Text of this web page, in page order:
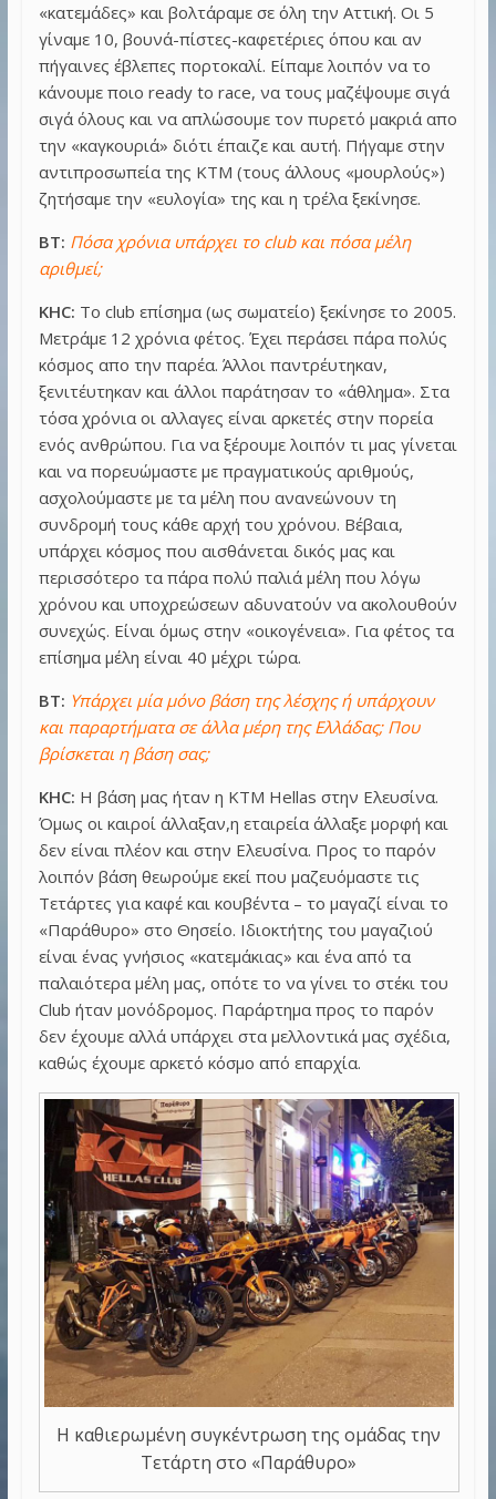
«κατεμάδες» και βολτάραμε σε όλη την Αττική. Οι 5
γίναμε 10, βουνά-πίστες-καφετέριες όπου και αν
πήγαινες έβλεπες πορτοκαλί. Είπαμε λοιπόν να το
κάνουμε ποιο ready to race, να τους μαζέψουμε σιγά
σιγά όλους και να απλώσουμε τον πυρετό μακριά απο
την «καγκουριά» διότι έπαιζε και αυτή. Πήγαμε στην
αντιπροσωπεία της ΚΤΜ (τους άλλους «μουρλούς»)
ζητήσαμε την «ευλογία» της και η τρέλα ξεκίνησε.
BT: Πόσα χρόνια υπάρχει το club και πόσα μέλη
αριθμεί;
KHC: Το club επίσημα (ως σωματείο) ξεκίνησε το 2005.
Μετράμε 12 χρόνια φέτος. Έχει περάσει πάρα πολύς
κόσμος απο την παρέα. Άλλοι παντρέυτηκαν,
ξενιτέυτηκαν και άλλοι παράτησαν το «άθλημα». Στα
τόσα χρόνια οι αλλαγες είναι αρκετές στην πορεία
ενός ανθρώπου. Για να ξέρουμε λοιπόν τι μας γίνεται
και να πορευώμαστε με πραγματικούς αριθμούς,
ασχολούμαστε με τα μέλη που ανανεώνουν τη
συνδρομή τους κάθε αρχή του χρόνου. Βέβαια,
υπάρχει κόσμος που αισθάνεται δικός μας και
περισσότερο τα πάρα πολύ παλιά μέλη που λόγω
χρόνου και υποχρεώσεων αδυνατούν να ακολουθούν
συνεχώς. Είναι όμως στην «οικογένεια». Για φέτος τα
επίσημα μέλη είναι 40 μέχρι τώρα.
BT: Υπάρχει μία μόνο βάση της λέσχης ή υπάρχουν
και παραρτήματα σε άλλα μέρη της Ελλάδας; Που
βρίσκεται η βάση σας;
KHC: Η βάση μας ήταν η KTM Hellas στην Ελευσίνα.
Όμως οι καιροί άλλαξαν,η εταιρεία άλλαξε μορφή και
δεν είναι πλέον και στην Ελευσίνα. Προς το παρόν
λοιπόν βάση θεωρούμε εκεί που μαζευόμαστε τις
Τετάρτες για καφέ και κουβέντα – το μαγαζί είναι το
«Παράθυρο» στο Θησείο. Ιδιοκτήτης του μαγαζιού
είναι ένας γνήσιος «κατεμάκιας» και ένα από τα
παλαιότερα μέλη μας, οπότε το να γίνει το στέκι του
Club ήταν μονόδρομος. Παράρτημα προς το παρόν
δεν έχουμε αλλά υπάρχει στα μελλοντικά μας σχέδια,
καθώς έχουμε αρκετό κόσμο από επαρχία.
Η καθιερωμένη συγκέντρωση της ομάδας την
Τετάρτη στο «Παράθυρο»